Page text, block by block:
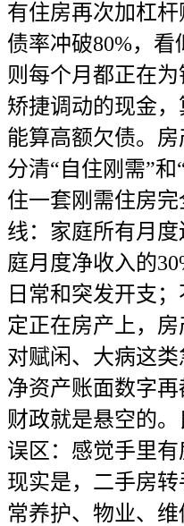
有住房再次加杠
债率冲破80%，
则每个月都正在
矫捷调动的现金
能算高额欠债。
分清“自住刚需”
住一套刚需住房
线：家庭所有月
庭月度净收入的
日常和突发开支
定正在房产上，
对赋闲、大病这类
净资产账面数字再
财政就是悬空的
误区：感觉手里有
现实是，二手房
常养护、物业、维